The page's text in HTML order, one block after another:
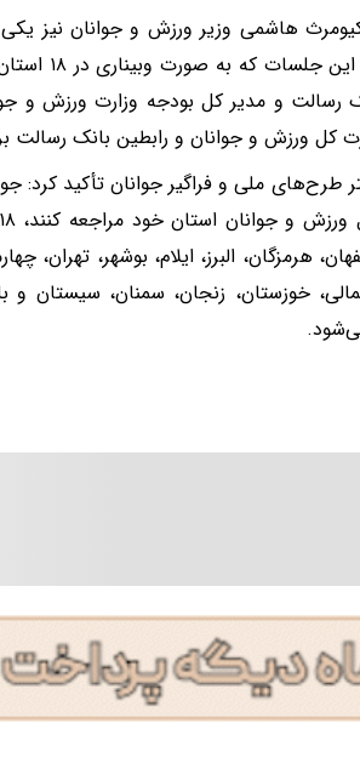
هاشمی وزیر ورزش و جوانان نیز
عنوان
رسالت و مدیر کل بودجه وزارت ورزش و
کل ورزش و جوانان و رابطین بانک رسالت
طرح‌های ملی و فراگیر جوانان تأکید کرد:
هرمزگان، البرز، ایلام، بوشهر،
خوزستان، زنجان، سمنان، سیستان و